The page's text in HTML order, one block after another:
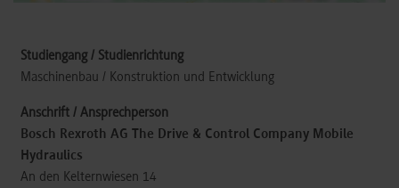
Maschinenbau / Konstruktion und Entwicklung
Bosch Rexroth AG The Drive & Control Company Mobile
Hydraulics
An den Kelternwiesen 14